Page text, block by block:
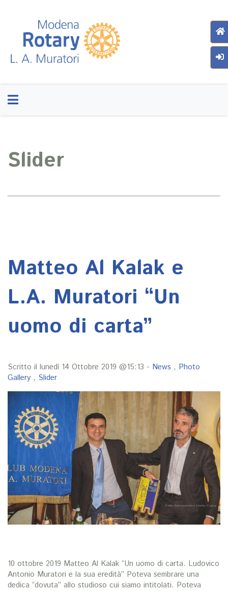
Slider
Matteo Al Kalak e
L.A. Muratori “Un
uomo di carta”
Scritto il lunedì 14 Ottobre 2019 @15:13 - News , Photo
Gallery , Slider
10 ottobre 2019 Matteo Al Kalak “Un uomo di carta. Ludovico
Antonio Muratori e la sua eredità” Poteva sembrare una
dedica “dovuta” allo studioso cui siamo intitolati. Poteva